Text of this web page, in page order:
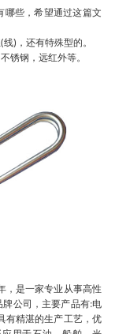
哪些，希望通过这篇文
)，还有特殊型的。
锈钢，远红外等。
，是一家专业从事高性
公司，主要产品有:电
有精湛的生产工艺，优